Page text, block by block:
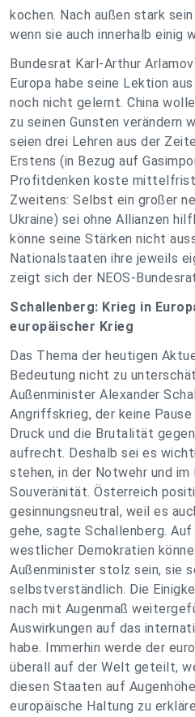
kochen. Nach außen stark
wenn sie auch innerhalb einig
Bundesrat Karl-Arthur
Europa habe seine Lektion
noch nicht gelernt. China
zu seinen Gunsten verändern
seien drei Lehren aus der
Erstens (in Bezug auf
Profitdenken koste
Zweitens: Selbst ein großer
Ukraine) sei ohne Allianzen
könne seine Stärken nicht
Nationalstaaten ihre jeweils
zeigt sich der NEOS-
Schallenberg: Krieg in
europäischer Krieg
Das Thema der heutigen
Bedeutung nicht zu
Außenminister Alexander
Angriffskrieg, der keine
Druck und die Brutalität
aufrecht. Deshalb sei es
stehen, in der Notwehr und
Souveränität. Österreich
gesinnungsneutral, weil es
gehe, sagte Schallenberg.
westlicher Demokratien
Außenminister stolz sein, sie
selbstverständlich. Die
nach mit Augenmaß
Auswirkungen auf das
habe. Immerhin werde der
überall auf der Welt geteilt,
diesen Staaten auf
europäische Haltung zu